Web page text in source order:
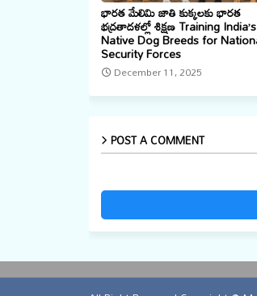
భారత మేలిమి జాతి కుక్కలకు భారత
భద్రతాదళల్లో శిక్షణ Training
Native Dog Breeds for
Security Forces
December 11, 2025
POST A COMMENT